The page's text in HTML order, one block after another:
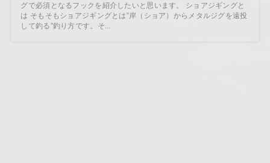
グで必須となるフックを紹介したいと思います。 ショアジギングと
は そもそもショアジギングとは”岸（ショア）からメタルジグを遠投
して釣る”釣り方です。そ...